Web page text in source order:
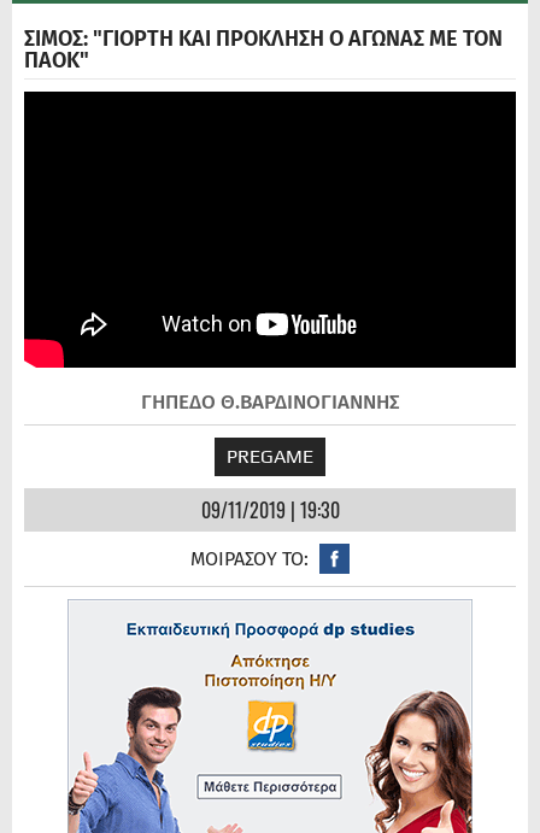
ΣΙΜΟΣ: "ΓΙΟΡΤΗ ΚΑΙ ΠΡΟΚΛΗΣΗ Ο ΑΓΩΝΑΣ ΜΕ ΤΟΝ
ΠΑΟΚ"
ΓΗΠΕΔΟ Θ.ΒΑΡΔΙΝΟΓΙΑΝΝΗΣ
PREGAME
09/11/2019 | 19:30
ΜΟΙΡΑΣΟΥ ΤΟ: